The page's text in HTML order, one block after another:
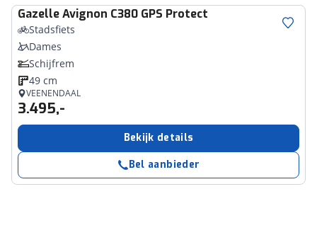
GazelleAvignon C380 GPS Protect
Stadsfiets
Dames
Schijfrem
49 cm
VEENENDAAL
3.495,-
Bekijk details
Bel aanbieder